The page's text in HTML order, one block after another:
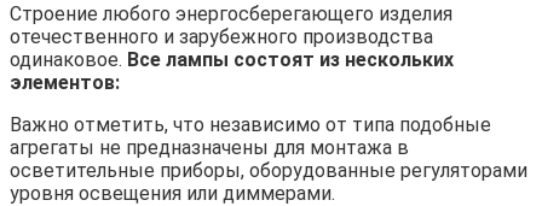
Строение любого энергосберегающего изделия
отечественного и зарубежного производства
одинаковое. Все лампы состоят из нескольких
элементов:
Важно отметить, что независимо от типа подобные
агрегаты не предназначены для монтажа в
осветительные приборы, оборудованные регуляторами
уровня освещения или диммерами.